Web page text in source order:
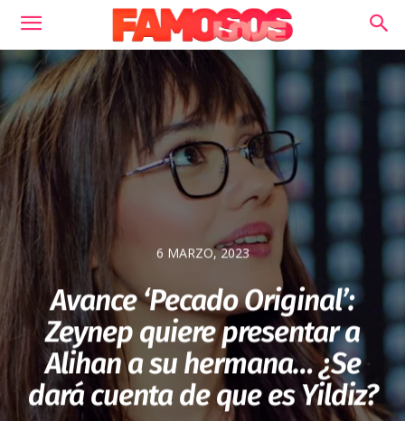
6 MARZO, 2023
Avance ‘Pecado Original’:
Zeynep quiere presentar a
Alihan a su hermana… ¿Se
dará cuenta de que es Yildiz?